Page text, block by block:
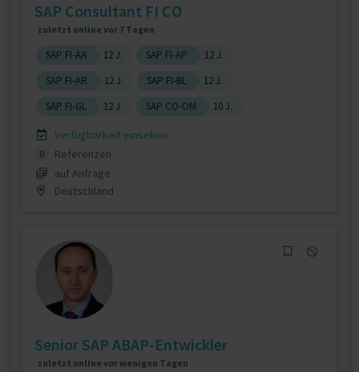
SAP Consultant FI CO
zuletzt online vor 7 Tagen
SAP FI-AA 12 J. SAP FI-AP
12 J.
SAP FI-AR
12 J. SAP FI-BL
12 J.
SAP FI-GL
12 J. SAP CO-OM 10 J.
Verfügbarkeit einsehen
0
Referenzen
auf Anfrage
Deutschland
Senior SAP ABAP-Entwickler
zuletzt online vor wenigen Tagen